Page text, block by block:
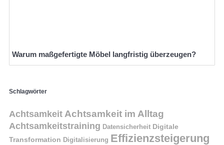
Warum maßgefertigte Möbel langfristig überzeugen?
Schlagwörter
Achtsamkeit Achtsamkeit im Alltag
Achtsamkeitstraining Datensicherheit Digitale
Transformation Digitalisierung Effizienzsteigerung